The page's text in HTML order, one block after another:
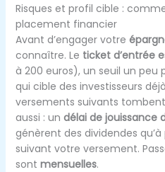
Risques et profil cible :
placement financier
Avant d’engager votre
connaître. Le ticket d’entrée
à 200 euros), un seuil un peu
qui cible des investisseurs
versements suivants
aussi : un délai de jouissance
génèrent des dividendes
suivant votre versement.
sont mensuelles.